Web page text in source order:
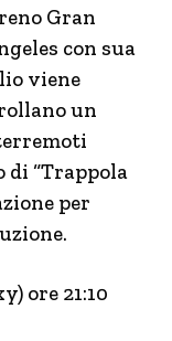
Gran
con sua
viene
un
di “Trappola
per
ore 21:10